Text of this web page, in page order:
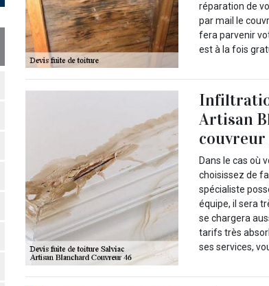
réparation de
par mail le
fera parvenir
est à la fois
Artisan
couvreur
Dans le cas où
choisissez de
spécialiste
équipe, il sera
se chargera
tarifs très
ses services,